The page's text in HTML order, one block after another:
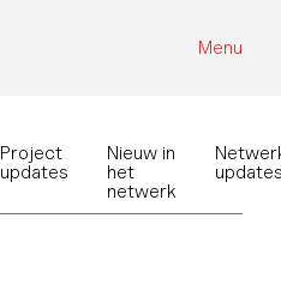
Menu
Project
updates
Nieuw in
het
netwerk